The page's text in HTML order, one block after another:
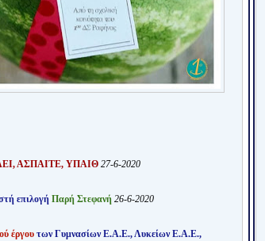
ΑΣΠΑΙΤΕ, ΥΠΑΙΘ 27-6-2020
επιλογή Παρή Στεφανή 26-6-2020
έργου των Γυμνασίων Ε.Α.Ε., Λυκείων Ε.Α.Ε.,